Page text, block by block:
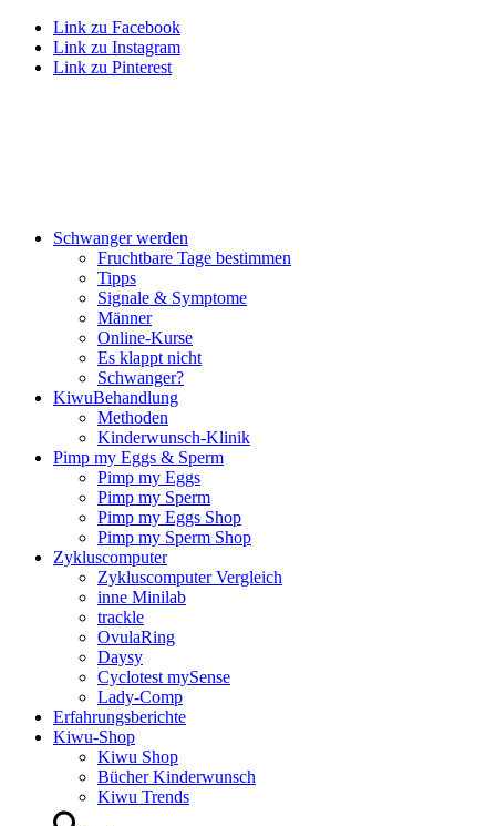
Link zu Facebook
Link zu Instagram
Link zu Pinterest
Schwan­ger wer­den
Frucht­ba­re Tage bestim­men
Tipps
Signa­le & Sym­pto­me
Män­ner
Online-Kur­se
Es klappt nicht
Schwan­ger?
Kiwu­Be­hand­lung
Metho­den
Kin­der­wunsch-Kli­nik
Pimp my Eggs & Sperm
Pimp my Eggs
Pimp my Sperm
Pimp my Eggs Shop
Pimp my Sperm Shop
Zyklus­com­pu­ter
Zyklus­com­pu­ter Ver­gleich
inne Mini­lab
track­le
Ovu­la­Ring
Day­sy
Cyclo­test mySen­se
Lady-Comp
Erfah­rungs­be­rich­te
Kiwu-Shop
Kiwu Shop
Bücher Kin­der­wunsch
Kiwu Trends